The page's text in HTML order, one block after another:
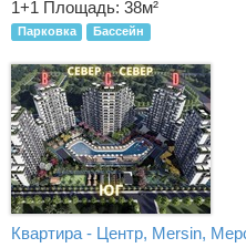
1+1 Площадь: 38м²
Парковка Бассейн
Квартира - Центр, Mersin,